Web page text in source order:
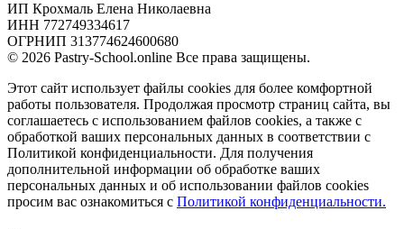
ИП Крохмаль Елена Николаевна
ИНН 772749334617
ОГРНИП 313774624600680
© 2026 Pastry-School.online Все права защищены.
Этот сайт использует файлы cookies для более комфортной
работы пользователя. Продолжая просмотр страниц сайта, вы
соглашаетесь с использованием файлов cookies, а также с
обработкой ваших персональных данных в соответствии с
Политикой конфиденциальности. Для получения
дополнительной информации об обработке ваших
персональных данных и об использовании файлов cookies
просим вас ознакомиться с Политикой конфиденциальности.